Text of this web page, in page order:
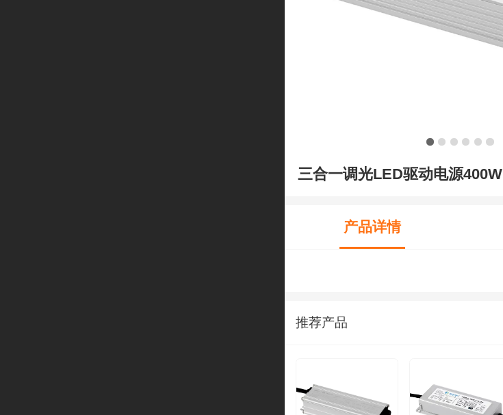
三合一调光LED驱动电源400W
产品详情
推荐产品